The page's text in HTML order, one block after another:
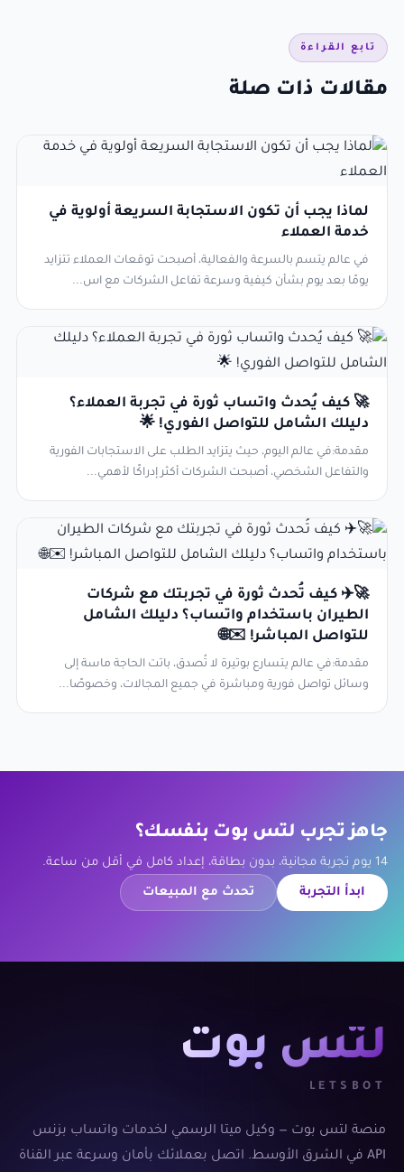
تابع القراءة
مقالات ذات صلة
لماذا يجب أن تكون الاستجابة السريعة أولوية في
خدمة العملاء
في عالم يتسم بالسرعة والفعالية، أصبحت توقعات العملاء تتزايد
يومًا بعد يوم بشأن كيفية وسرعة تفاعل الشركات مع اس...
🚀 كيف يُحدث واتساب ثورة في تجربة العملاء؟
دليلك الشامل للتواصل الفوري! 🌟
مقدمة:في عالم اليوم، حيث يتزايد الطلب على الاستجابات الفورية
والتفاعل الشخصي، أصبحت الشركات أكثر إدراكًا لأهمي...
🚀✈️ كيف تُحدث ثورة في تجربتك مع شركات
الطيران باستخدام واتساب؟ دليلك الشامل
للتواصل المباشر! ✉️🌐
مقدمة:في عالم يتسارع بوتيرة لا تُصدق، باتت الحاجة ماسة إلى
وسائل تواصل فورية ومباشرة في جميع المجالات، وخصوصًا...
جاهز تجرب لتس بوت بنفسك؟
14 يوم تجربة مجانية، بدون بطاقة، إعداد كامل في أقل من ساعة.
ابدأ التجربة تحدث مع المبيعات
لتس بوت
LETSBOT
منصة لتس بوت — وكيل ميتا الرسمي لخدمات واتساب بزنس
API في الشرق الأوسط. اتصل بعملائك بأمان وسرعة عبر القناة